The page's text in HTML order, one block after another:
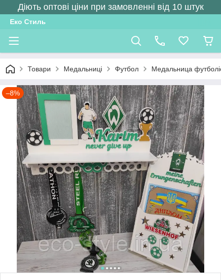
Діють оптові ціни при замовленні від 10 штук
Еко Стиль
Товари Медальниці Футбол Медальница
–8%